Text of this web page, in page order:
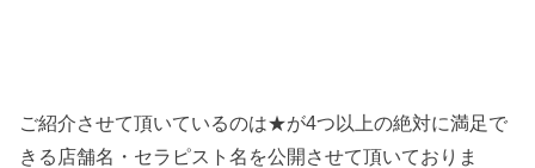
ご紹介させて頂いているのは★が4つ以上の絶対に満足で
きる店舗名・セラピスト名を公開させて頂いておりま